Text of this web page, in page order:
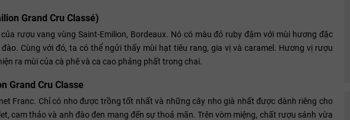
Grand Cru Classé)
rượu vang vùng Saint-Emilion, Bordeaux. Nó có màu đỏ ruby đậm với mùi hương đặc
Cùng với đó, ta có thể ngửi thấy mùi hạt tiêu rang, gia vị và caramel. Hương vị rượu
ra mùi của cà phê và ca cao phảng phất trong chai.
Grand Cru Classe
Franc. Chỉ có nho được trồng tốt nhất và những cây nho già nhất được dành riêng cho
cam thảo và anh đào đen mang đến sự thoả mãn. Trên vòm miệng, chất rượu sánh vừa